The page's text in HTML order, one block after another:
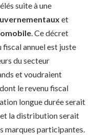
suite à une
et
. Ce décret
annuel est juste
du secteur
et voudraient
le revenu fiscal
longue durée serait
la distribution serait
marques participantes.